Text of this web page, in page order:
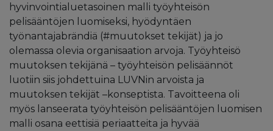
hyvinvointialuetasoinen malli työyhteisön
pelisääntöjen luomiseksi, hyödyntäen
työnantajabrändiä (#muutokset tekijät) ja jo
olemassa olevia organisaation arvoja. Työyhteisö
muutoksen tekijänä – työyhteisön pelisäännöt
luotiin siis johdettuina LUVNin arvoista ja
muutoksen tekijät –konseptista. Tavoitteena oli
myös lanseerata työyhteisön pelisääntöjen luomisen
malli osana eettisiä periaatteita ja hyvää